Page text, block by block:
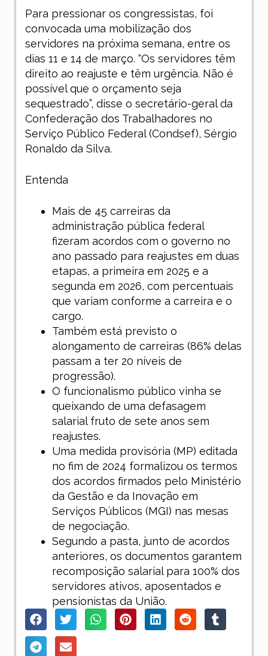
Para pressionar os congressistas, foi
convocada uma mobilização dos
servidores na próxima semana, entre os
dias 11 e 14 de março. “Os servidores têm
direito ao reajuste e têm urgência. Não é
possível que o orçamento seja
sequestrado”, disse o secretário-geral da
Confederação dos Trabalhadores no
Serviço Público Federal (Condsef), Sérgio
Ronaldo da Silva.
Entenda
Mais de 45 carreiras da
administração pública federal
fizeram acordos com o governo no
ano passado para reajustes em duas
etapas, a primeira em 2025 e a
segunda em 2026, com percentuais
que variam conforme a carreira e o
cargo.
Também está previsto o
alongamento de carreiras (86% delas
passam a ter 20 níveis de
progressão).
O funcionalismo público vinha se
queixando de uma defasagem
salarial fruto de sete anos sem
reajustes.
Uma medida provisória (MP) editada
no fim de 2024 formalizou os termos
dos acordos firmados pelo Ministério
da Gestão e da Inovação em
Serviços Públicos (MGI) nas mesas
de negociação.
Segundo a pasta, junto de acordos
anteriores, os documentos garantem
recomposição salarial para 100% dos
servidores ativos, aposentados e
pensionistas da União.